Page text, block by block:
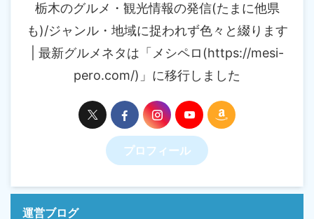
栃木のグルメ・観光情報の発信(たまに他県
も)/ジャンル・地域に捉われず色々と綴ります
| 最新グルメネタは「メシペロ(https://mesi-
pero.com/)」に移行しました
プロフィール
運営ブログ